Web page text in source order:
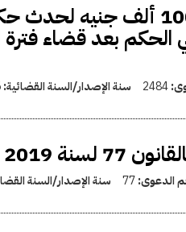
إلزام وزير الدفاع بدفع تعويض مادي وأدبي
3 سنوات ثم ألغي الحكم بعد
2484 سنة الإصدار/السنة القضائية:
2019
الدعوى:77 سنة الإصدار/السنة